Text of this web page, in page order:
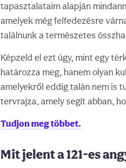
tapasztalataim alapján
amelyek még felfedezésre
találnunk a természetes
Képzeld el ezt úgy, mint egy
határozza meg, hanem olyan
amelyekről eddig talán nem is
tervrajza, amely segít abban,
Tudjon meg többet.
Mit jelent a 121-es